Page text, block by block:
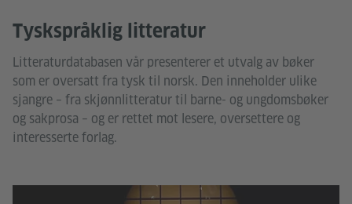
Tyskspråklig litteratur
Litteraturdatabasen vår presenterer et utvalg av bøker
som er oversatt fra tysk til norsk. Den inneholder ulike
sjangre – fra skjønnlitteratur til barne- og ungdomsbøker
og sakprosa – og er rettet mot lesere, oversettere og
interesserte forlag.